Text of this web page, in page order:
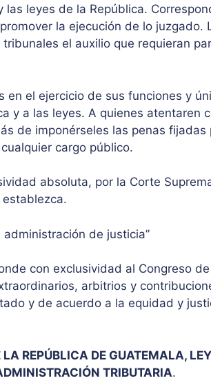
leyes de la República.
la ejecución de lo juzgado.
el auxilio que requieran
el ejercicio de sus funciones y
y a las leyes. A quienes atentaren
de imponérseles las penas fijadas
cargo público.
absoluta, por la Corte
de justicia”
con exclusividad al Congreso
arbitrios y
y de acuerdo a la equidad y
REPÚBLICA DE GUATEMALA, LEY
TRIBUTARIA.